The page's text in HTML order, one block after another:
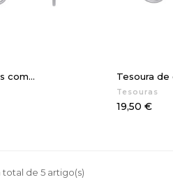
com... Tesoura de
Tesouras
Preço
19,50 €
total de 5 artigo(s)